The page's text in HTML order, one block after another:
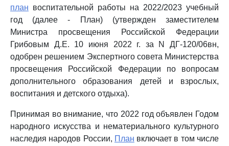
план воспитательной работы на 2022/2023 учебный
год (далее - План) (утвержден заместителем
Министра просвещения Российской Федерации
Грибовым Д.Е. 10 июня 2022 г. за N ДГ-120/06вн,
одобрен решением Экспертного совета Министерства
просвещения Российской Федерации по вопросам
дополнительного образования детей и взрослых,
воспитания и детского отдыха).
Принимая во внимание, что 2022 год объявлен Годом
народного искусства и нематериального культурного
наследия народов России, План включает в том числе